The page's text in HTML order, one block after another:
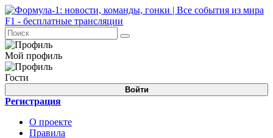
Мой профиль
Гости
Войти
Регистрация
О проекте
Правила